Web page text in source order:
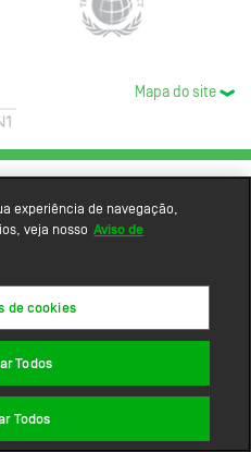
Mapa do site
experiência de navegação,
veja nosso Aviso de
de cookies
Todos
Todos